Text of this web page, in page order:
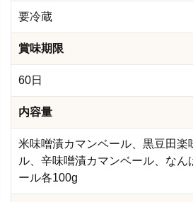
要冷蔵
賞味期限
60日
内容量
米味噌漬カマンベール、黒豆田楽
ル、辛味噌漬カマンベール、なん
ール各100g